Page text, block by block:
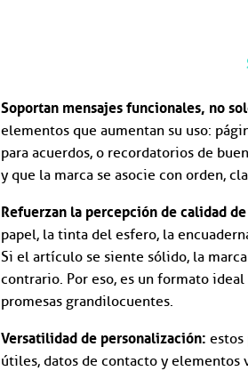
Soportan mensajes funcionales, no
elementos que aumentan su uso:
para acuerdos, o recordatorios de
y que la marca se asocie con orden,
Refuerzan la percepción de calidad
papel, la tinta del esfero, la
Si el artículo se siente sólido, la
contrario. Por eso, es un formato
promesas grandilocuentes.
Versatilidad de personalización: estos
útiles, datos de contacto y elementos